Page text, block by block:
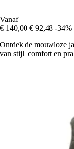
Vanaf
€ 140,00 € 92,48 -34%
Ontdek de mouwloze
van stijl, comfort en